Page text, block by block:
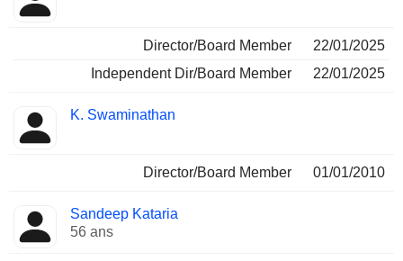
Director/Board Member
22/01/2025
Independent Dir/Board Member
22/01/2025
K. Swaminathan
Director/Board Member 01/01/2010
Sandeep Kataria
56 ans